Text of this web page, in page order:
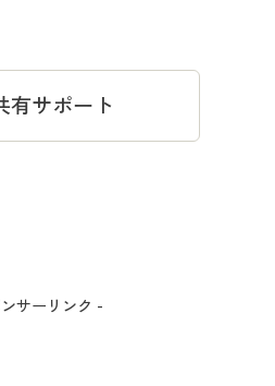
有サポート
サーリンク -